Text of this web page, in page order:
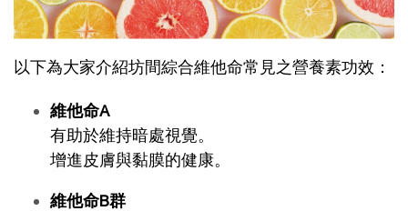
以下為大家介紹坊間綜合維他命常見之營養素功效：
維他命A
有助於維持暗處視覺。
增進皮膚與黏膜的健康。
維他命B群